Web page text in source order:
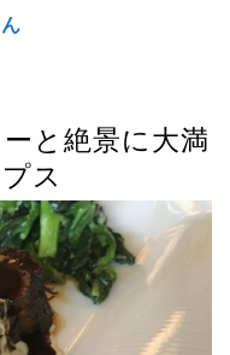
と絶景に大満
ス